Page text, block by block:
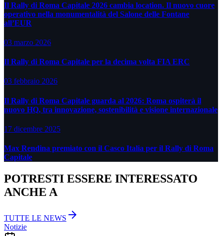
Il Rally di Roma Capitale 2026 cambia location. Il nuovo cuore
operativo nella monumentalità del Salone delle Fontane
all’EUR
03 marzo 2026
Il Rally di Roma Capitale per la decima volta FIA ERC
03 febbraio 2026
Il Rally di Roma Capitale guarda al 2026: Roma ospiterà il
nuovo HQ, tra innovazione, sostenibilità e visione internazionale
17 dicembre 2025
Max Rendina premiato con il Casco Italia per il Rally di Roma
Capitale
POTRESTI ESSERE INTERESSATO
ANCHE A
TUTTE LE NEWS
Notizie